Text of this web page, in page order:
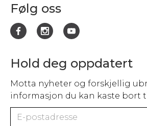
Følg oss
Hold deg oppdatert
Motta nyheter og forskjellig
informasjon du kan kaste bort